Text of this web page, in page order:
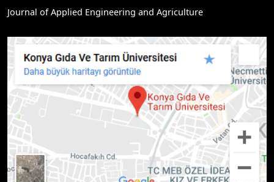
Journal of Applied Engineering and Agriculture